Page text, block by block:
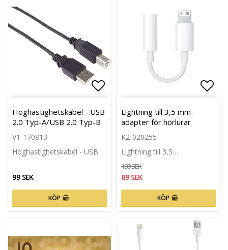
Lägg till i favoritlistan
Höghastighetskabel - USB
2.0 Typ-A/USB 2.0 Typ-B
V1-170813
Höghastighetskabel - USB…
99 SEK
KÖP
Lightning till 3,5 mm-
adapter för hörlurar
K2-020255
Lightning till 3,5…
189 SEK
89 SEK
KÖP